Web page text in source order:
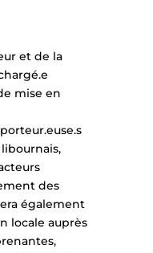
et de la
mise en
des
également
locale auprès